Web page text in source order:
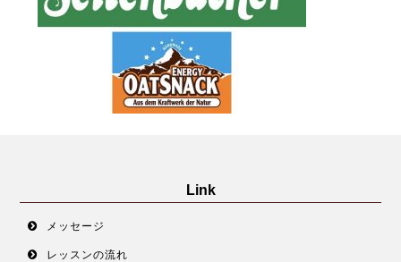
Link
メッセージ
レッスンの流れ